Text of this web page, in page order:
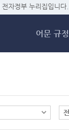
메
자정부 누리집입니다.
어문 규정